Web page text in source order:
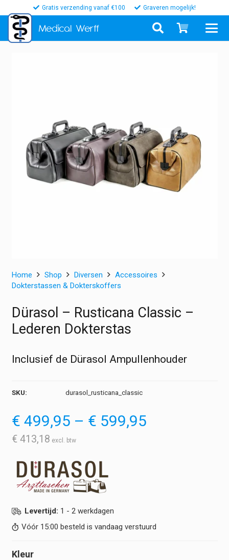
Gratis verzending vanaf €100 Graveren mogelijk!
Medical Werff
Home Shop Diversen
Accessoires
Dokterstassen & Dokterskoffers
Dürasol – Rusticana Classic –
Lederen Dokterstas
Inclusief de Dürasol Ampullenhouder
SKU: durasol_rusticana_classic
€ 499,95 – € 599,95Prijsklasse:
€ 413,18
Levertijd: 1 - 2 werkdagen
Vóór 15:00 besteld is vandaag verstuurd
Kleur